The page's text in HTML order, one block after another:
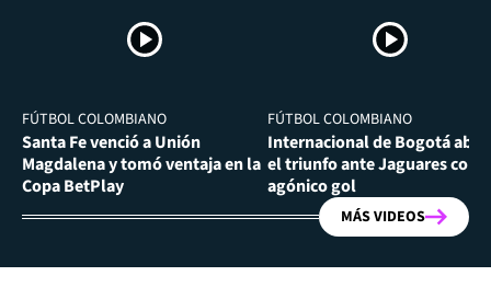
FÚTBOL COLOMBIANO
Santa Fe venció a Unión
Magdalena y tomó ventaja en la
Copa BetPlay
FÚTBOL COLOMBIANO
Internacional de Bogotá
el triunfo ante Jaguares con
agónico gol
MÁS VIDEOS